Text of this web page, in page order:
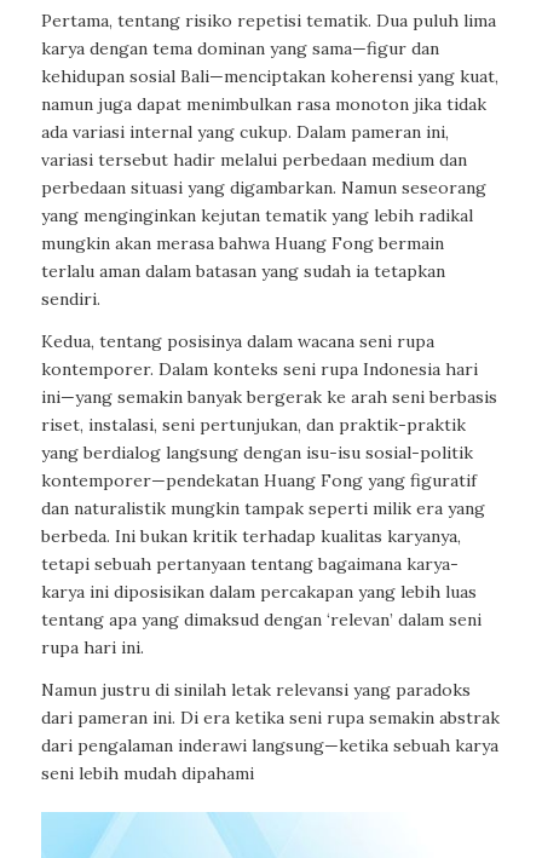
Pertama, tentang risiko repetisi tematik. Dua puluh lima
karya dengan tema dominan yang sama—figur dan
kehidupan sosial Bali—menciptakan koherensi yang kuat,
namun juga dapat menimbulkan rasa monoton jika tidak
ada variasi internal yang cukup. Dalam pameran ini,
variasi tersebut hadir melalui perbedaan medium dan
perbedaan situasi yang digambarkan. Namun seseorang
yang menginginkan kejutan tematik yang lebih radikal
mungkin akan merasa bahwa Huang Fong bermain
terlalu aman dalam batasan yang sudah ia tetapkan
sendiri.
Kedua, tentang posisinya dalam wacana seni rupa
kontemporer. Dalam konteks seni rupa Indonesia hari
ini—yang semakin banyak bergerak ke arah seni berbasis
riset, instalasi, seni pertunjukan, dan praktik-praktik
yang berdialog langsung dengan isu-isu sosial-politik
kontemporer—pendekatan Huang Fong yang figuratif
dan naturalistik mungkin tampak seperti milik era yang
berbeda. Ini bukan kritik terhadap kualitas karyanya,
tetapi sebuah pertanyaan tentang bagaimana karya-
karya ini diposisikan dalam percakapan yang lebih luas
tentang apa yang dimaksud dengan ‘relevan’ dalam seni
rupa hari ini.
Namun justru di sinilah letak relevansi yang paradoks
dari pameran ini. Di era ketika seni rupa semakin abstrak
dari pengalaman inderawi langsung—ketika sebuah karya
seni lebih mudah dipahami